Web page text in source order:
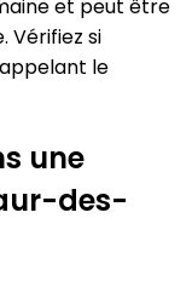
et peut être
Vérifiez si
le
une
des-